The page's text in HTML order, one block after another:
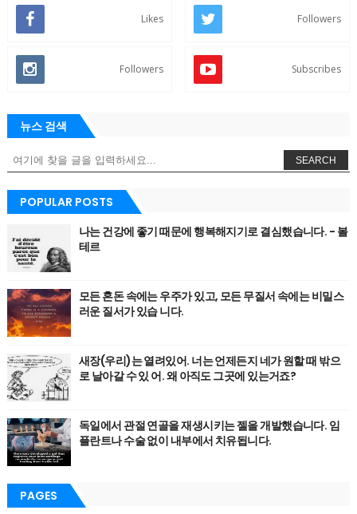
Likes Followers
Followers Subscribes
뉴스 검색
SEARCH
POPULAR POSTS
나는 건강에 좋기 때문에 행복해지기로 결심했습니다. - 볼
테르
모든 혼돈 속에는 우주가 있고, 모든 무질서 속에는 비밀스
러운 질서가 있습 니다.
새장(우리)는 열려있어. 너는 언제든지 네가 원할 때 밖으
로 날아갈 수 있 어. 왜 아직도 그곳에 있는거죠?
독일에서 관절 연골을 재생시키는 젤을 개발했습니다. 임
플란트나 수술 없이 내부에서 치유됩니다.
PAGES